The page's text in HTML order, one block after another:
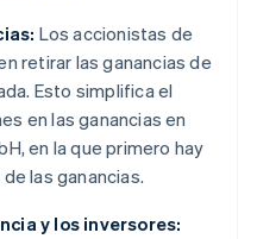
Los accionistas de
retirar las ganancias de
Esto simplifica el
en las ganancias en
en la que primero hay
las ganancias.
y los inversores: